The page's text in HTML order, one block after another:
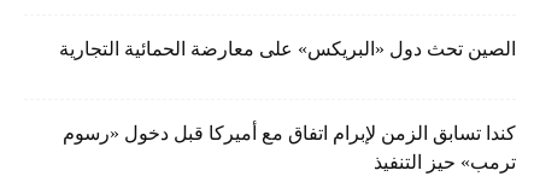
الصين تحث دول «البريكس» على معارضة الحمائية التجارية
كندا تسابق الزمن لإبرام اتفاق مع أميركا قبل دخول «رسوم
ترمب» حيز التنفيذ